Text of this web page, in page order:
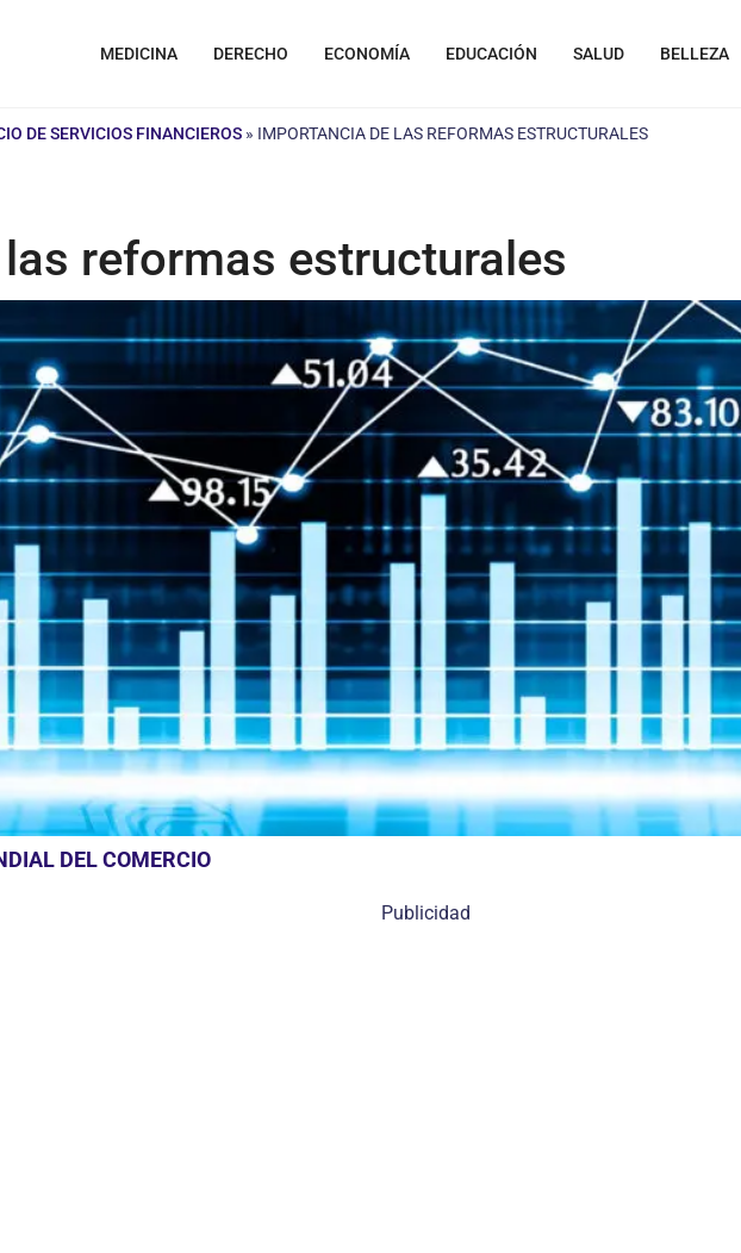
MEDICINA DERECHO ECONOMÍA EDUCACIÓN SALUD BELLEZA
DE SERVICIOS FINANCIEROS » IMPORTANCIA DE LAS REFORMAS ESTRUCTURALES
reformas estructurales
DEL COMERCIO
Publicidad